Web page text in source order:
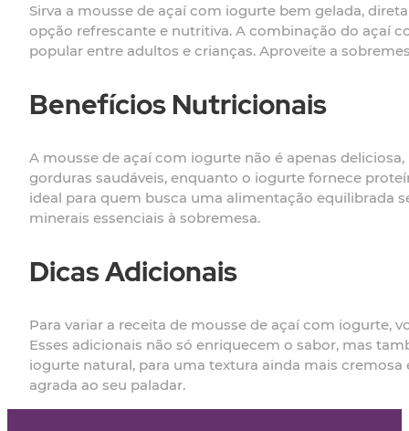
Sirva a mousse de açaí com iogurte bem gelada,
opção refrescante e nutritiva. A combinação do açaí
popular entre adultos e crianças. Aproveite a
Benefícios Nutricionais
A mousse de açaí com iogurte não é apenas
gorduras saudáveis, enquanto o iogurte fornece
ideal para quem busca uma alimentação equilibrada
minerais essenciais à sobremesa.
Dicas Adicionais
Para variar a receita de mousse de açaí com iogurte,
Esses adicionais não só enriquecem o sabor, mas
iogurte natural, para uma textura ainda mais
agrada ao seu paladar.